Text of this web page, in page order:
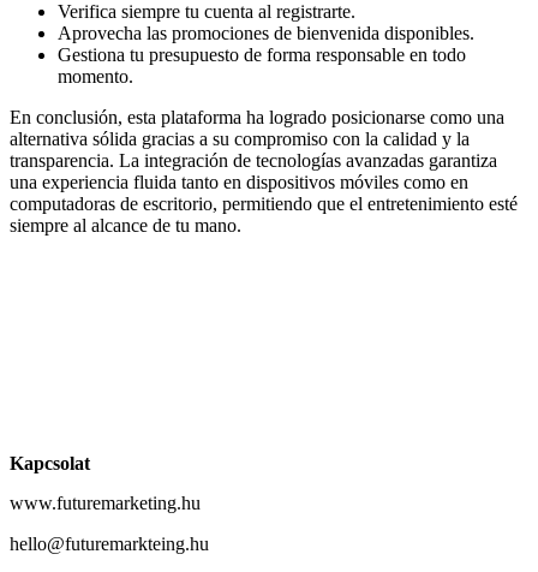
Verifica siempre tu cuenta al registrarte.
Aprovecha las promociones de bienvenida disponibles.
Gestiona tu presupuesto de forma responsable en todo
momento.
En conclusión, esta plataforma ha logrado posicionarse como una
alternativa sólida gracias a su compromiso con la calidad y la
transparencia. La integración de tecnologías avanzadas garantiza
una experiencia fluida tanto en dispositivos móviles como en
computadoras de escritorio, permitiendo que el entretenimiento esté
siempre al alcance de tu mano.
Kapcsolat
www.futuremarketing.hu
hello@futuremarkteing.hu